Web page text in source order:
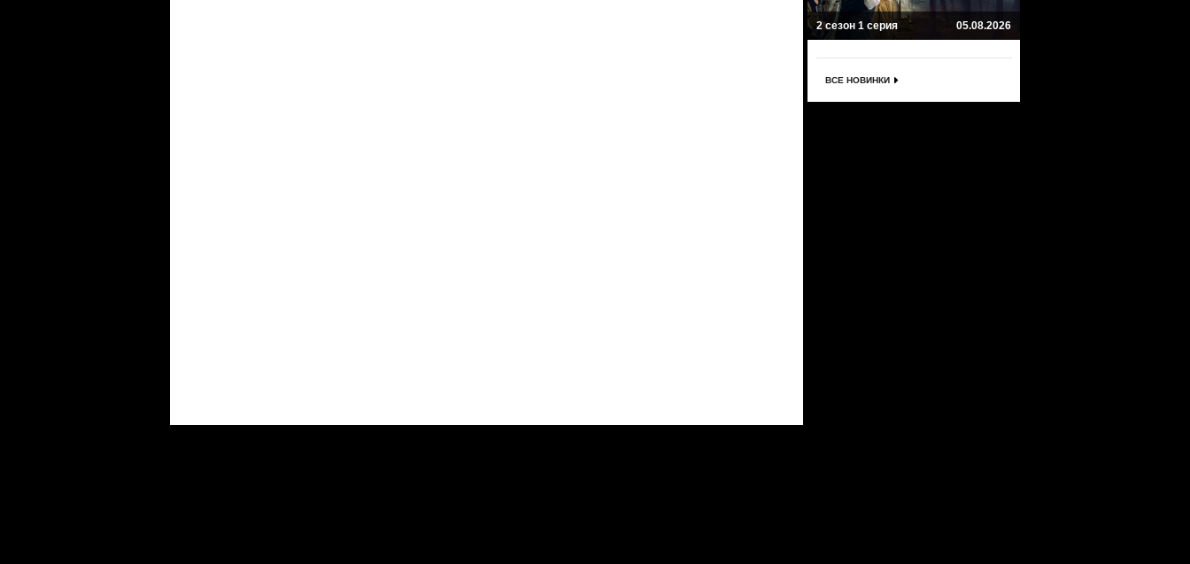
2 сезон 1 серия 05.08.2026
ВСЕ НОВИНКИ